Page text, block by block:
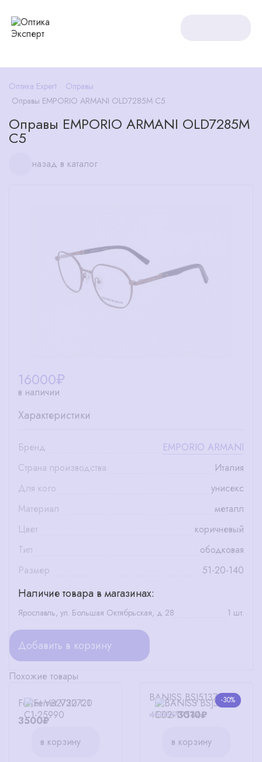
Оптика Expert
Оправы
Оправы EMPORIO ARMANI OLD7285M C5
Оправы EMPORIO ARMANI OLD7285M
C5
назад в каталог
16000₽
в наличии
Характеристики
Бренд
EMPORIO ARMANI
Страна производства
Италия
Для кого
унисекс
Материал
металл
Цвет
коричневый
Тип
ободковая
Размер
51-20-140
Наличие товара в магазинах:
Ярославль, ул. Большая Октябрьская, д 28 1 шт.
Добавить в корзину
Похожие товары
Ferret V32720 C1
3500₽
в корзину
-30%
BANISS BSJ5137 C02
4300₽3010₽
в корзину